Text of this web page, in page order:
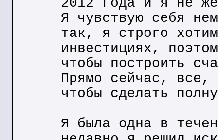
2012 года и я не
Я чувствую себя
так, я строго
инвестициях,
чтобы построить
Прямо сейчас, все,
чтобы сделать
Я была одна в